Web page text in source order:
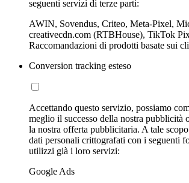
seguenti servizi di terze parti:
AWIN, Sovendus, Criteo, Meta-Pixel,
creativecdn.com (RTBHouse), TikTok
Raccomandazioni di prodotti basate sui
Conversion tracking esteso
Accettando questo servizio, possiamo
meglio il successo della nostra pubblicità
la nostra offerta pubblicitaria. A tale
dati personali crittografati con i seguenti
utilizzi già i loro servizi:
Google Ads